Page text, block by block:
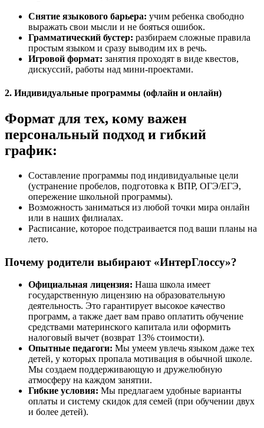
Снятие языкового барьера: учим ребенка свободно
выражать свои мысли и не бояться ошибок.
Грамматический бустер: разбираем сложные правила
простым языком и сразу выводим их в речь.
Игровой формат: занятия проходят в виде квестов,
дискуссий, работы над мини-проектами.
2. Индивидуальные программы (офлайн и онлайн)
Формат для тех, кому важен
персональный подход и гибкий
график:
Составление программы под индивидуальные цели
(устранение пробелов, подготовка к ВПР, ОГЭ/ЕГЭ,
опережение школьной программы).
Возможность заниматься из любой точки мира онлайн
или в наших филиалах.
Расписание, которое подстраивается под ваши планы на
лето.
Почему родители выбирают «ИнтерГлоссу»?
Официальная лицензия: Наша школа имеет
государственную лицензию на образовательную
деятельность. Это гарантирует высокое качество
программ, а также дает вам право оплатить обучение
средствами материнского капитала или оформить
налоговый вычет (возврат 13% стоимости).
Опытные педагоги: Мы умеем увлечь языком даже тех
детей, у которых пропала мотивация в обычной школе.
Мы создаем поддерживающую и дружелюбную
атмосферу на каждом занятии.
Гибкие условия: Мы предлагаем удобные варианты
оплаты и систему скидок для семей (при обучении двух
и более детей).